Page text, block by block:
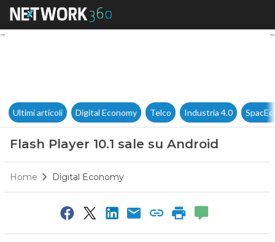
Flash Player 10.1 sale su
Ultimi articoli Digital Economy Telco Industria 4.0
Flash Player 10.1 sale su Android
Home Digital Economy